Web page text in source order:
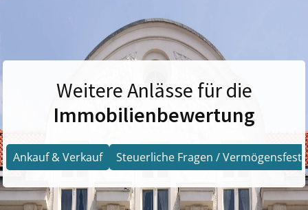
Weitere Anlässe für die
Immobilienbewertung
Ankauf & Verkauf Steuerliche Fragen /